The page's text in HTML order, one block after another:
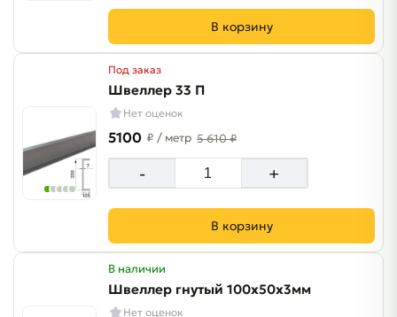
В корзину
Под заказ
Швеллер 33 П
Нет оценок
5100 ₽ / метр 5 610 ₽
- +
В корзину
В наличии
Швеллер гнутый 100х50х3мм
Нет оценок